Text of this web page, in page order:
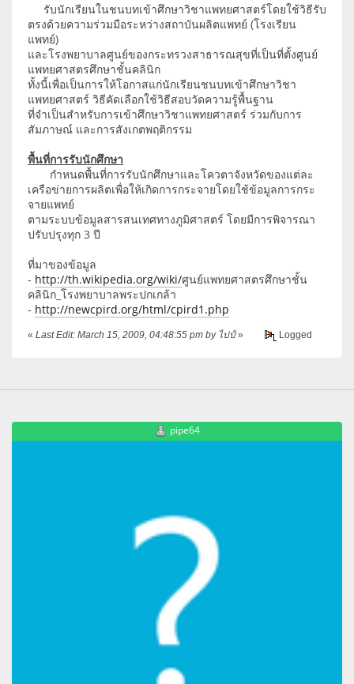
รับนักเรียนในชนบทเข้าศึกษาวิชาแพทยศาสตร์โดยใช้วิธีรับ
ตรงด้วยความร่วมมือระหว่างสถาบันผลิตแพทย์ (โรงเรียน
แพทย์)
และโรงพยาบาลศูนย์ของกระทรวงสาธารณสุขที่เป็นที่ตั้งศูนย์
แพทยศาสตรศึกษาชั้นคลินิก
ทั้งนี้เพื่อเป็นการให้โอกาสแก่นักเรียนชนบทเข้าศึกษาวิชา
แพทยศาสตร์ วิธีคัดเลือกใช้วิธีสอบวัดความรู้พื้นฐาน
ที่จำเป็นสำหรับการเข้าศึกษาวิชาแพทยศาสตร์ ร่วมกับการ
สัมภาษณ์ และการสังเกตพฤติกรรม
พื้นที่การรับนักศึกษา
กำหนดพื้นที่การรับนักศึกษาและโควตาจังหวัดของแต่ละ
เครือข่ายการผลิตเพื่อให้เกิดการกระจายโดยใช้ข้อมูลการกระ
จายแพทย์
ตามระบบข้อมูลสารสนเทศทางภูมิศาสตร์ โดยมีการพิจารณา
ปรับปรุงทุก 3 ปี
ที่มาของข้อมูล
- http://th.wikipedia.org/wiki/ศูนย์แพทยศาสตรศึกษาชั้น
คลินิก_โรงพยาบาลพระปกเกล้า
- http://newcpird.org/html/cpird1.php
« Last Edit: March 15, 2009, 04:48:55 pm by ไปป์» Logged
pipe64